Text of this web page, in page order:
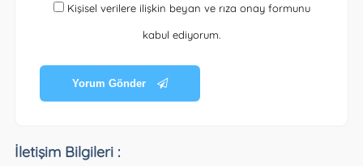
Kişisel verilere ilişkin beyan ve rıza onay formunu
kabul ediyorum.
Yorum Gönder
İletişim Bilgileri :